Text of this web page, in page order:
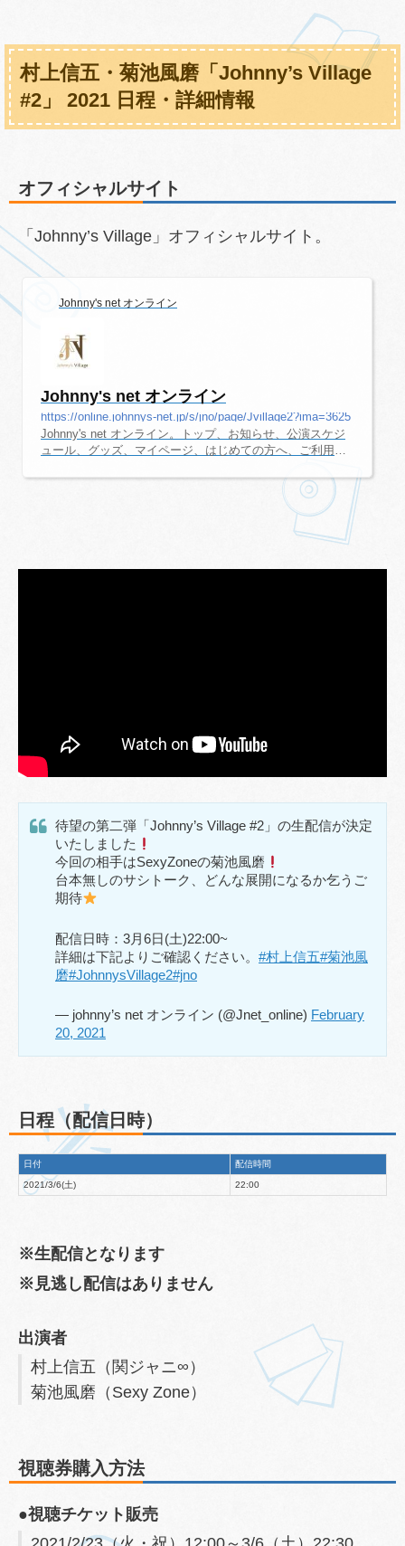
村上信五・菊池風磨「Johnny’s Village
#2」 2021 日程・詳細情報
オフィシャルサイト
「Johnny’s Village」オフィシャルサイト。
Johnny's net オンライン
Johnny's net オンライン
https://online.johnnys-net.jp/s/jno/page/Jvillage2?ima=3625
Johnny's net オンライン。トップ、お知らせ、公演スケジ
ュール、グッズ、マイページ、はじめての方へ、ご利用ガ
待望の第二弾「Johnny’s Village #2」の生配信が決定
いたしました
今回の相手はSexyZoneの菊池風磨
台本無しのサシトーク、どんな展開になるか乞うご
期待
配信日時：3月6日(土)22:00~
詳細は下記よりご確認ください。 #村上信五#菊池風
磨#JohnnysVillage2#jno
— johnny’s net オンライン (@Jnet_online) February
20, 2021
日程（配信日時）
日付 配信時間
2021/3/6(土) 22:00
※生配信となります
※見逃し配信はありません
出演者
村上信五（関ジャニ∞）
菊池風磨（Sexy Zone）
視聴券購入方法
●視聴チケット販売